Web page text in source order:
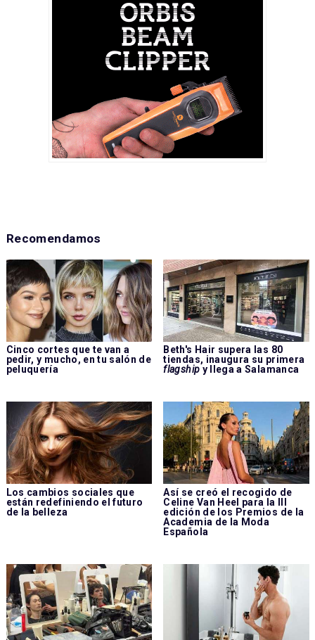
Recomendamos
Cinco cortes que te van a
pedir, y mucho, en tu salón de
peluquería
Beth's Hair supera las 80
tiendas, inaugura su primera
flagship y llega a Salamanca
Los cambios sociales que
están redefiniendo el futuro
de la belleza
Así se creó el recogido de
Celine Van Heel para la III
edición de los Premios de la
Academia de la Moda
Española